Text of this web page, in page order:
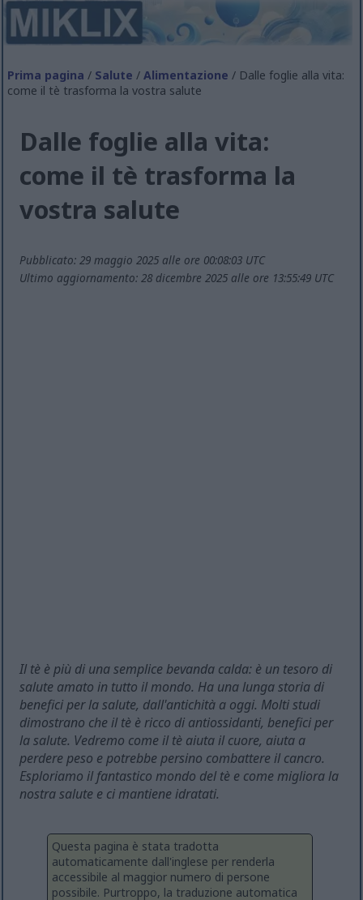
Prima pagina / Salute /Alimentazione / Dalle foglie alla vita:
come il tè trasforma la vostra salute
Dalle foglie alla vita:
come il tè trasforma la
vostra salute
Pubblicato: 29 maggio 2025 alle ore 00:08:03 UTC
Ultimo aggiornamento: 28 dicembre 2025 alle ore 13:55:49 UTC
Il tè è più di una semplice bevanda calda: è un tesoro di
salute amato in tutto il mondo. Ha una lunga storia di
benefici per la salute, dall'antichità a oggi. Molti studi
dimostrano che il tè è ricco di antiossidanti, benefici per
la salute. Vedremo come il tè aiuta il cuore, aiuta a
perdere peso e potrebbe persino combattere il cancro.
Esploriamo il fantastico mondo del tè e come migliora la
nostra salute e ci mantiene idratati.
Questa pagina è stata tradotta
automaticamente dall'inglese per renderla
accessibile al maggior numero di persone
possibile. Purtroppo, la traduzione automatica